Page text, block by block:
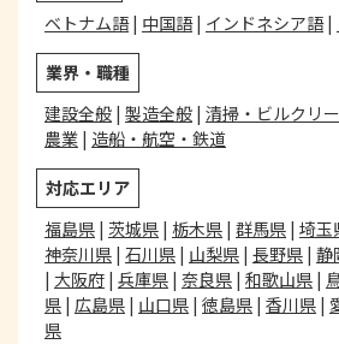
ベトナム語| 中国語| インドネシア語|
業界・職種
建設全般 | 製造全般 | 清掃・ビルクリ
農業 | 造船・航空・鉄道
対応エリア
福島県 | 茨城県 | 栃木県 | 群馬県 | 埼玉
神奈川県 | 石川県 | 山梨県 | 長野県 | 静
| 大阪府 | 兵庫県 | 奈良県 | 和歌山県 |
県 | 広島県 | 山口県 | 徳島県 | 香川県 |
県